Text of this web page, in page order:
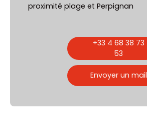
proximité plage et Perpignan
+33 4 68 38 73
53
Envoyer un mail